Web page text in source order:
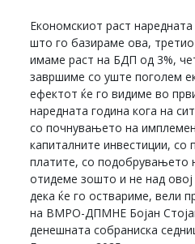
Економскиот раст
што го базираме ова,
имаме раст на БДП од 3%,
завршиме со уште поголем
ефектот ќе го видиме во
наредната година кога на
со почнувањето на
капиталните инвестиции, со
платите, со подобрувањето
отидеме зошто и не над
дека ќе го оствариме, вели
на ВМРО-ДПМНЕ Бојан
денешната собраниска